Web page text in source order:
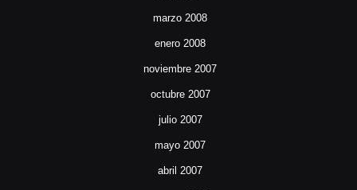
marzo 2008
enero 2008
noviembre 2007
octubre 2007
julio 2007
mayo 2007
abril 2007